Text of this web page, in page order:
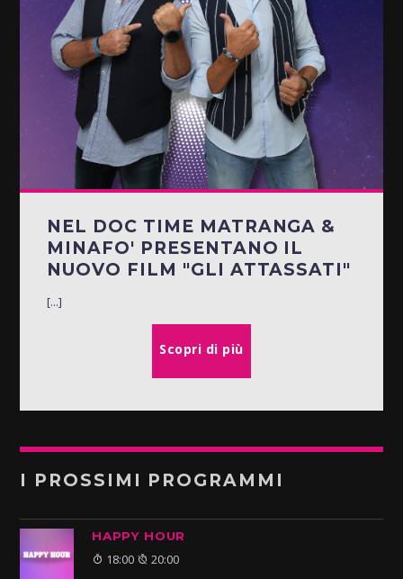
NEL DOC TIME MATRANGA &
MINAFO' PRESENTANO IL
NUOVO FILM "GLI ATTASSATI"
[...]
Scopri di più
I PROSSIMI PROGRAMMI
HAPPY HOUR
18:00 20:00